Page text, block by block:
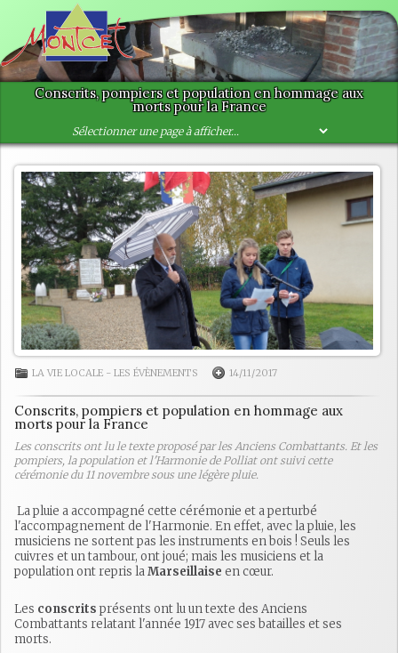
Conscrits, pompiers et population en hommage aux
morts pour la France
LA VIE LOCALE - LES ÉVÈNEMENTS 14/11/2017
Conscrits, pompiers et population en hommage aux
morts pour la France
Les conscrits ont lu le texte proposé par les Anciens Combattants. Et les
pompiers, la population et l'Harmonie de Polliat ont suivi cette
cérémonie du 11 novembre sous une légère pluie.
La pluie a accompagné cette cérémonie et a perturbé
l'accompagnement de l'Harmonie. En effet, avec la pluie, les
musiciens ne sortent pas les instruments en bois ! Seuls les
cuivres et un tambour, ont joué; mais les musiciens et la
population ont repris laMarseillaise en cœur.
Les conscrits présents ont lu un texte des Anciens
Combattants relatant l'année 1917 avec ses batailles et ses
morts.